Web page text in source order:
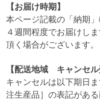
【お届け時期】
本ページ記載の「納期
４週間程度でお届けし
頂く場合がございます。
【配送地域 キャンセル
キャンセルは以下期日
注生産品］の表記があ